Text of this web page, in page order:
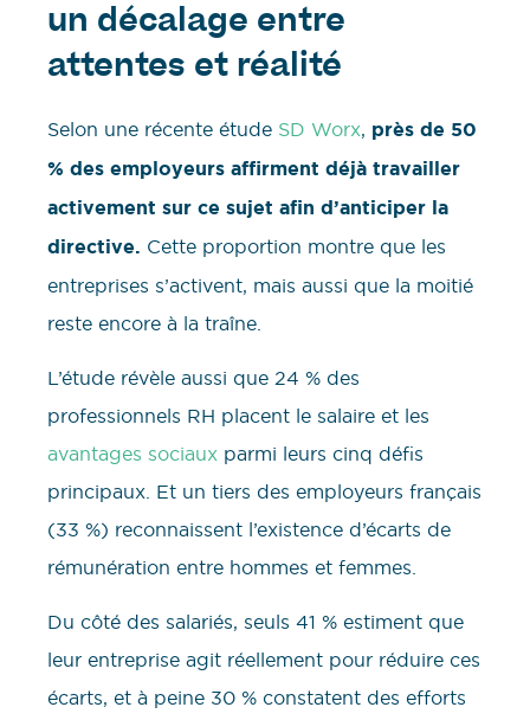
un décalage entre
attentes et réalité
Selon une récente étude SD Worx, près de 50
% des employeurs affirment déjà travailler
activement sur ce sujet afin d’anticiper la
directive. Cette proportion montre que les
entreprises s’activent, mais aussi que la moitié
reste encore à la traîne.
L’étude révèle aussi que 24 % des
professionnels RH placent le salaire et les
avantages sociaux parmi leurs cinq défis
principaux. Et un tiers des employeurs français
(33 %) reconnaissent l’existence d’écarts de
rémunération entre hommes et femmes.
Du côté des salariés, seuls 41 % estiment que
leur entreprise agit réellement pour réduire ces
écarts, et à peine 30 % constatent des efforts